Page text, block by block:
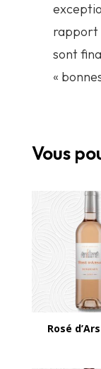
rapport
sont
«
Vous
Rosé